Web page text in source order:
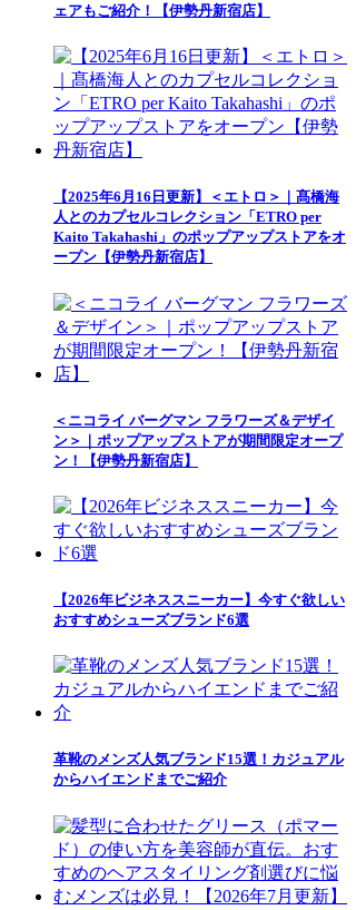
ェアもご紹介！【伊勢丹新宿店】
【2025年6月16日更新】＜エトロ＞｜髙橋海
人とのカプセルコレクション「ETRO per
Kaito Takahashi」のポップアップストアをオ
ープン【伊勢丹新宿店】
＜ニコライ バーグマン フラワーズ＆デザイ
ン＞｜ポップアップストアが期間限定オープ
ン！【伊勢丹新宿店】
【2026年ビジネススニーカー】今すぐ欲しい
おすすめシューズブランド6選
革靴のメンズ人気ブランド15選！カジュアル
からハイエンドまでご紹介